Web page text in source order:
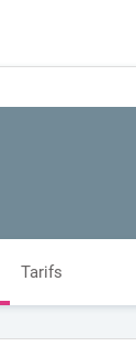
Tarifs